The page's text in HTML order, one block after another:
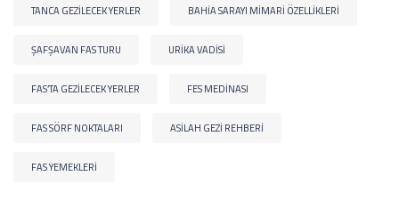
TANCA GEZILECEK YERLER BAHIA SARAYI MIMARI ÖZELLIKLERI
ŞAFŞAVAN FAS TURU URIKA VADISI
FAS’TA GEZILECEK YERLER FES MEDINASI
FAS SÖRF NOKTALARI ASILAH GEZI REHBERI
FAS YEMEKLERI